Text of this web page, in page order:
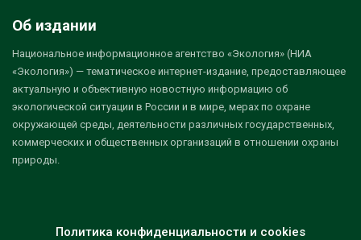
Об издании
Национальное информационное агентство «Экология» (НИА
«Экология») — тематическое интернет-издание, предоставляющее
актуальную и объективную новостную информацию об
экологической ситуации в России и в мире, мерах по охране
окружающей среды, деятельности различных государственных,
коммерческих и общественных организаций в отношении охраны
природы.
Политика конфиденциальности и cookies